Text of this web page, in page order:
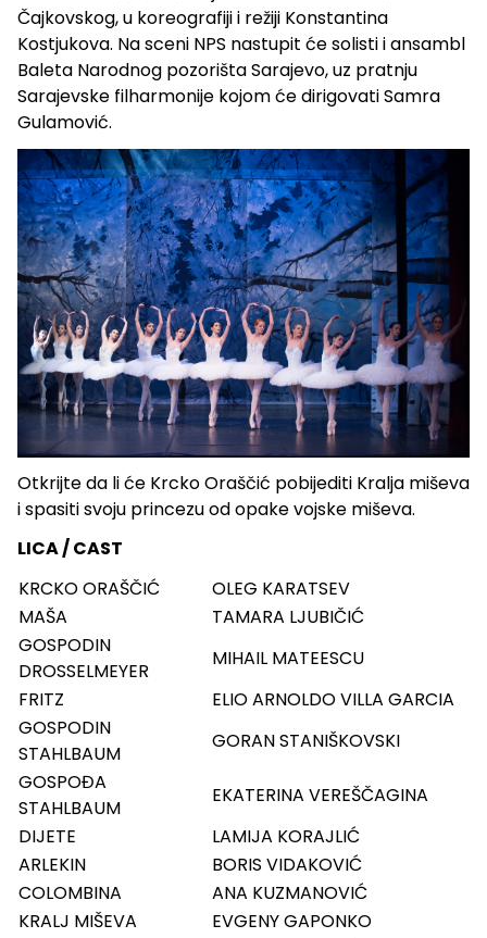
Čajkovskog, u koreografiji i režiji Konstantina
Kostjukova. Na sceni NPS nastupit će solisti i ansambl
Baleta Narodnog pozorišta Sarajevo, uz pratnju
Sarajevske filharmonije kojom će dirigovati Samra
Gulamović.
Otkrijte da li će Krcko Oraščić pobijediti Kralja miševa
i spasiti svoju princezu od opake vojske miševa.
LICA / CAST
KRCKO ORAŠČIĆ
OLEG KARATSEV
MAŠA
TAMARA LJUBIČIĆ
GOSPODIN
DROSSELMEYER
MIHAIL MATEESCU
FRITZ
ELIO ARNOLDO VILLA GARCIA
GOSPODIN
STAHLBAUM
GORAN STANIŠKOVSKI
GOSPOĐA
STAHLBAUM
EKATERINA VEREŠČAGINA
DIJETE
LAMIJA KORAJLIĆ
ARLEKIN
BORIS VIDAKOVIĆ
COLOMBINA
ANA KUZMANOVIĆ
KRALJ MIŠEVA
EVGENY GAPONKO